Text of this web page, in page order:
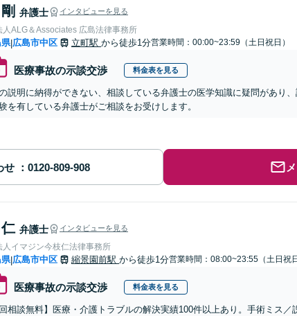
弁護士 インタビューを見る
人ALG＆Associates 広島法律事務所
県|広島市中区 立町駅 から徒歩1分営業時間：00:00~23:59（土日祝日）
医療事故の示談交渉 料金表を見る
説明に納得ができない、相談している弁護士の医学知識に疑問があり
を有している弁護士がご相談をお受けします。
せ
弁護士 インタビューを見る
人イマジン今枝仁法律事務所
県|広島市中区 縮景園前駅 から徒歩1分営業時間：08:00~23:55（土日祝日
医療事故の示談交渉 料金表を見る
回相談無料】医療・介護トラブルの解決実績100件以上あり。手術ミス